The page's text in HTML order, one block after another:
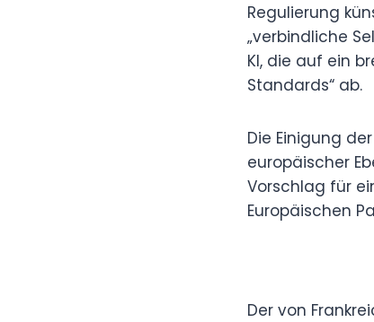
Regulierung
„verbindliche
KI, die auf ein
Standards“ ab.
Die Einigung
europäischer
Vorschlag für
Europäischen
Der von